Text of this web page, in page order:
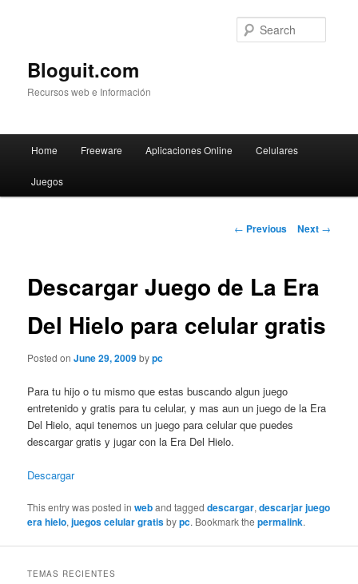
Bloguit.com
Recursos web e Información
Skip
to
Home Freeware Aplicaciones Online Celulares
Juegos
Post
← Previous Next →
Descargar Juego de La Era
Del Hielo para celular gratis
Posted onJune 29, 2009bypc
Para tu hijo o tu mismo que estas buscando algun juego
entretenido y gratis para tu celular, y mas aun un juego de la Era
Del Hielo, aqui tenemos un juego para celular que puedes
descargar gratis y jugar con la Era Del Hielo.
Descargar
This entry was posted inweband taggeddescargar,descarjar juego
era hielo,juegos celular gratisbypc. Bookmark thepermalink.
TEMAS RECIENTES